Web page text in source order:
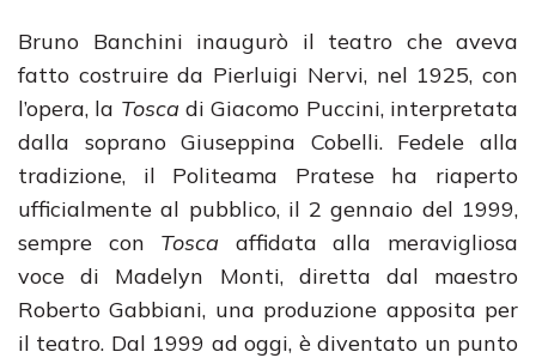
Bruno Banchini inaugurò il teatro che aveva
fatto costruire da Pierluigi Nervi, nel 1925, con
l’opera, la Toscadi Giacomo Puccini, interpretata
dalla soprano Giuseppina Cobelli. Fedele alla
tradizione, il Politeama Pratese ha riaperto
ufficialmente al pubblico, il 2 gennaio del 1999,
sempre con Tosca affidata alla meravigliosa
voce di Madelyn Monti, diretta dal maestro
Roberto Gabbiani, una produzione apposita per
il teatro. Dal 1999 ad oggi, è diventato un punto